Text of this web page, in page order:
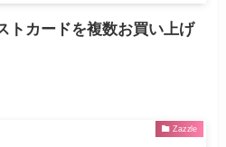
トカードを複数お買い上げ
Zazzle